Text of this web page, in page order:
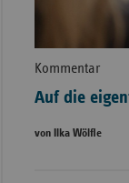
Kommentar
Auf die
von Ilka Wölfle